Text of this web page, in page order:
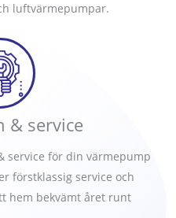
luftvärmepumpar.
& service
service för din värmepump
förstklassig service och
hem bekvämt året runt